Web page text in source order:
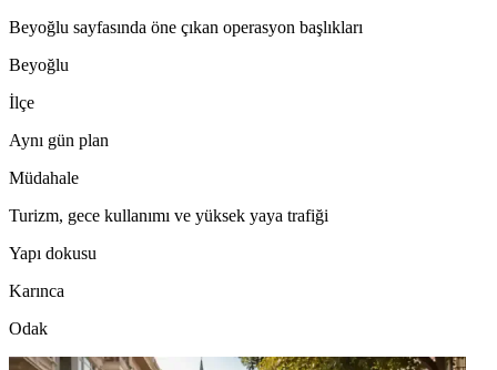
Beyoğlu sayfasında öne çıkan operasyon başlıkları
Beyoğlu
İlçe
Aynı gün plan
Müdahale
Turizm, gece kullanımı ve yüksek yaya trafiği
Yapı dokusu
Karınca
Odak